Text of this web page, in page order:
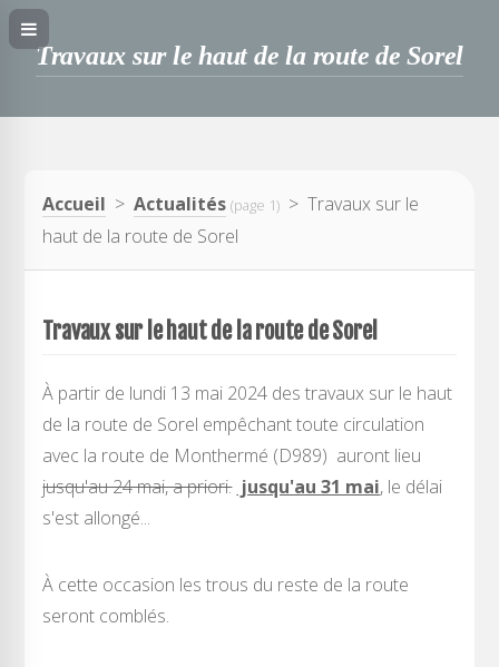
Travaux sur le haut de la route de Sorel
Accueil >Actualités (page 1) > Travaux sur le
haut de la route de Sorel
Travaux sur le haut de la route de Sorel
À partir de lundi 13 mai 2024 des travaux sur le haut
de la route de Sorel empêchant toute circulation
avec la route de Monthermé (D989) auront lieu
jusqu'au 24 mai, a priori. jusqu'au 31 mai, le délai
s'est allongé...
À cette occasion les trous du reste de la route
seront comblés.